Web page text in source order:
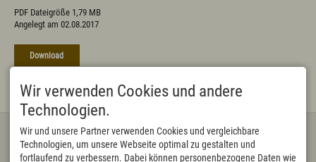
PDF Dateigröße 1,79 MB
Angelegt am 02.08.2017
Download
KONTAKT
Markt Wertach
Rathausstraße 3
ONLINE RECHNUNGEN
bitte direkt an
rechnung@wertach.de
Wir verwenden Cookies und andere
Technologien.
Wir und unsere Partner verwenden Cookies und vergleichbare
Technologien, um unsere Webseite optimal zu gestalten und
fortlaufend zu verbessern. Dabei können personenbezogene Daten wie